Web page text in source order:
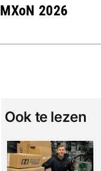
MXoN 2026
Ook te lezen